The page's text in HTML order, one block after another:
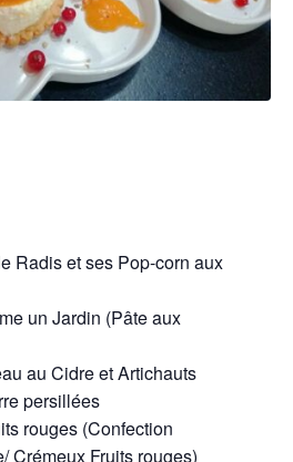
Radis et ses Pop-corn aux
un Jardin (Pâte aux
au Cidre et Artichauts
persillées
rouges (Confection
Crémeux Fruits rouges)